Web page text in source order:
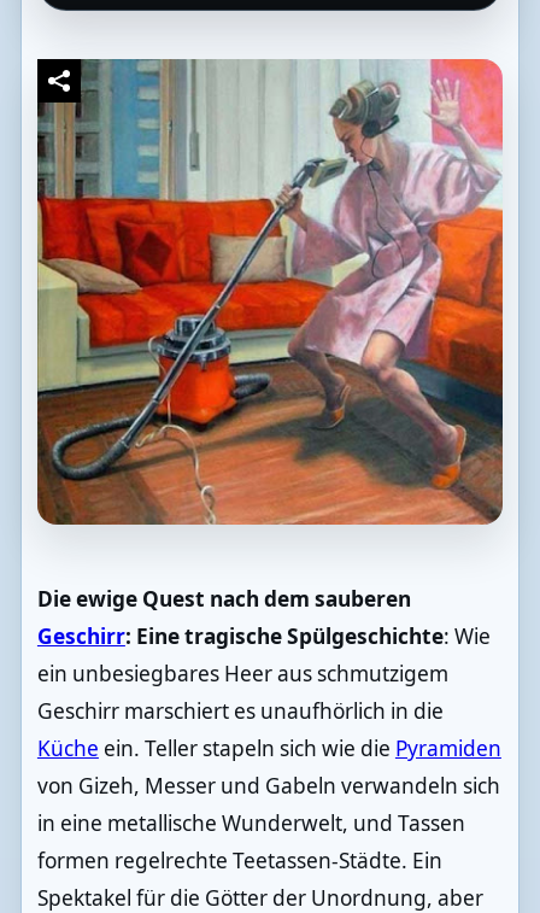
Die ewige Quest nach dem sauberen
Geschirr: Eine tragische Spülgeschichte: Wie
ein unbesiegbares Heer aus schmutzigem
Geschirr marschiert es unaufhörlich in die
Küche ein. Teller stapeln sich wie die Pyramiden
von Gizeh, Messer und Gabeln verwandeln sich
in eine metallische Wunderwelt, und Tassen
formen regelrechte Teetassen-Städte. Ein
Spektakel für die Götter der Unordnung, aber